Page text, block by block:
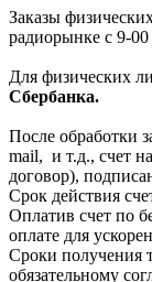
Заказы
радиорынке с 9-
Для физических
Сбербанка.
После обработки
mail, и т.д., счет
договор),
Срок действия
Оплатив счет по
оплате для
Сроки получения
обязательному